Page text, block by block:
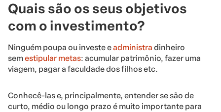
Quais são os seus objetivos
com o investimento?
Ninguém poupa ou investe eadministra dinheiro
semestipular metas: acumular patrimônio, fazer uma
viagem, pagar a faculdade dos filhos etc.
Conhecê-las e, principalmente, entender se são de
curto, médio ou longo prazo é muito importante para